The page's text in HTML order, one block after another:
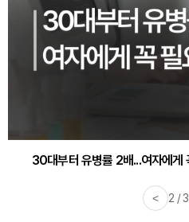
30대부터 유병률 2배...여자에게
감기·독감 예방하고 면역력 높
< 2 / 3